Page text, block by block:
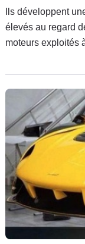
Ils développent
élevés au regard
moteurs exploités